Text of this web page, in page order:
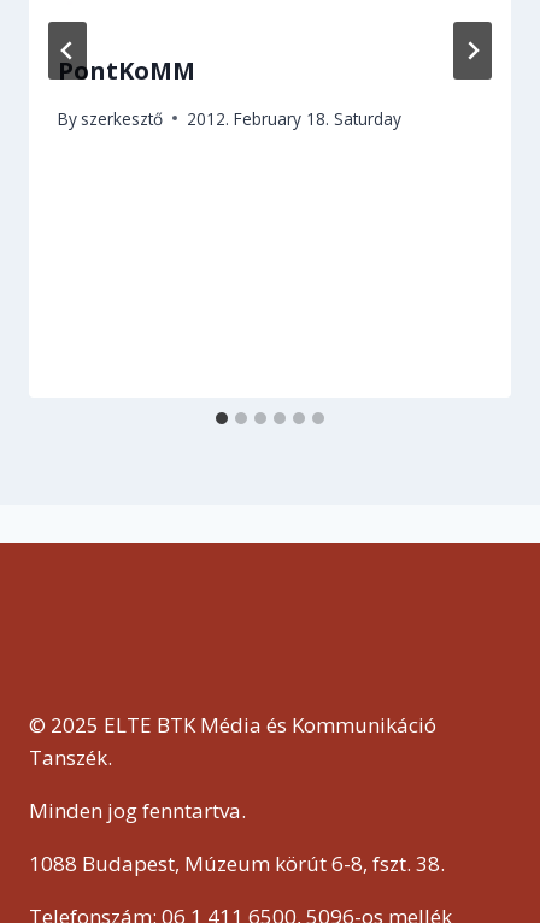
PontKoMM
By szerkesztő 2012. February 18. Saturday
© 2025 ELTE BTK Média és Kommunikáció
Tanszék.
Minden jog fenntartva.
1088 Budapest, Múzeum körút 6-8, fszt. 38.
Telefonszám: 06 1 411 6500, 5096-os mellék